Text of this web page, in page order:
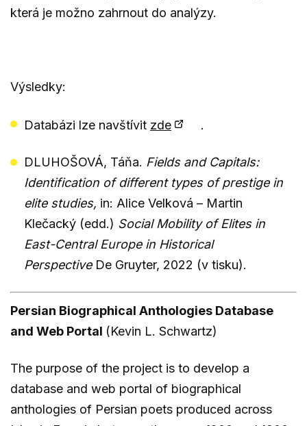
která je možno zahrnout do analýzy.
Výsledky:
Databázi lze navštívit zde .
DLUHOŠOVÁ, Táňa. Fields and Capitals:
Identification of different types of prestige in
elite studies, in: Alice Velková – Martin
Klečacký (edd.) Social Mobility of Elites in
East-Central Europe in Historical
Perspective De Gruyter, 2022 (v tisku).
Persian Biographical Anthologies Database
and Web Portal (Kevin L. Schwartz)
The purpose of the project is to develop a
database and web portal of biographical
anthologies of Persian poets produced across